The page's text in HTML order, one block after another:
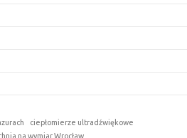
ciepłomierze ultradźwiękowe
na wymiar Wrocław